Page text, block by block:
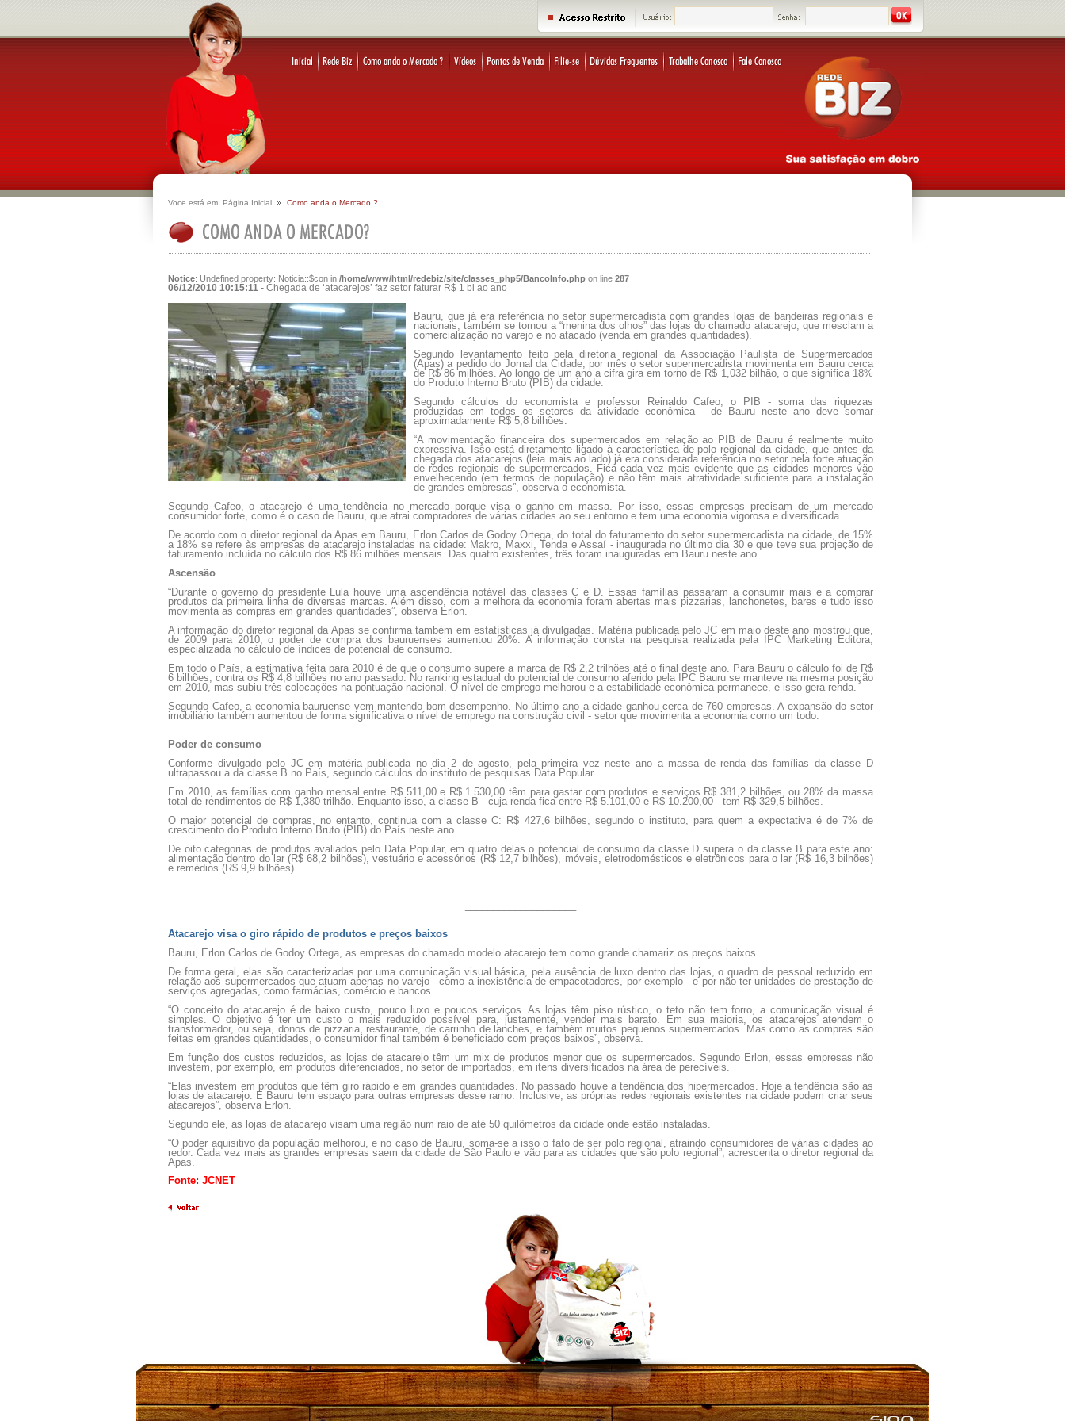
Voce está em: Página Inicial Como anda o Mercado ?
Notice: Undefined property: Noticia::$con in /home/www/html/redebiz/site/classes_php5/BancoInfo.php on line 287
06/12/2010 10:15:11 - Chegada de ‘atacarejos’ faz setor faturar R$ 1 bi ao ano
Bauru, que já era referência no setor supermercadista com grandes lojas de bandeiras regionais e
nacionais, também se tornou a “menina dos olhos” das lojas do chamado atacarejo, que mesclam a
comercialização no varejo e no atacado (venda em grandes quantidades).
Segundo levantamento feito pela diretoria regional da Associação Paulista de Supermercados
(Apas) a pedido do Jornal da Cidade, por mês o setor supermercadista movimenta em Bauru cerca
de R$ 86 milhões. Ao longo de um ano a cifra gira em torno de R$ 1,032 bilhão, o que significa 18%
do Produto Interno Bruto (PIB) da cidade.
Segundo cálculos do economista e professor Reinaldo Cafeo, o PIB - soma das riquezas
produzidas em todos os setores da atividade econômica - de Bauru neste ano deve somar
aproximadamente R$ 5,8 bilhões.
“A movimentação financeira dos supermercados em relação ao PIB de Bauru é realmente muito
expressiva. Isso está diretamente ligado à característica de polo regional da cidade, que antes da
chegada dos atacarejos (leia mais ao lado) já era considerada referência no setor pela forte atuação
de redes regionais de supermercados. Fica cada vez mais evidente que as cidades menores vão
envelhecendo (em termos de população) e não têm mais atratividade suficiente para a instalação
de grandes empresas”, observa o economista.
Segundo Cafeo, o atacarejo é uma tendência no mercado porque visa o ganho em massa. Por isso, essas empresas precisam de um mercado
consumidor forte, como é o caso de Bauru, que atrai compradores de várias cidades ao seu entorno e tem uma economia vigorosa e diversificada.
De acordo com o diretor regional da Apas em Bauru, Erlon Carlos de Godoy Ortega, do total do faturamento do setor supermercadista na cidade, de 15%
a 18% se refere às empresas de atacarejo instaladas na cidade: Makro, Maxxi, Tenda e Assaí - inaugurada no último dia 30 e que teve sua projeção de
faturamento incluída no cálculo dos R$ 86 milhões mensais. Das quatro existentes, três foram inauguradas em Bauru neste ano.
Ascensão
“Durante o governo do presidente Lula houve uma ascendência notável das classes C e D. Essas famílias passaram a consumir mais e a comprar
produtos da primeira linha de diversas marcas. Além disso, com a melhora da economia foram abertas mais pizzarias, lanchonetes, bares e tudo isso
movimenta as compras em grandes quantidades”, observa Erlon.
A informação do diretor regional da Apas se confirma também em estatísticas já divulgadas. Matéria publicada pelo JC em maio deste ano mostrou que,
de 2009 para 2010, o poder de compra dos bauruenses aumentou 20%. A informação consta na pesquisa realizada pela IPC Marketing Editora,
especializada no cálculo de índices de potencial de consumo.
Em todo o País, a estimativa feita para 2010 é de que o consumo supere a marca de R$ 2,2 trilhões até o final deste ano. Para Bauru o cálculo foi de R$
6 bilhões, contra os R$ 4,8 bilhões no ano passado. No ranking estadual do potencial de consumo aferido pela IPC Bauru se manteve na mesma posição
em 2010, mas subiu três colocações na pontuação nacional. O nível de emprego melhorou e a estabilidade econômica permanece, e isso gera renda.
Segundo Cafeo, a economia bauruense vem mantendo bom desempenho. No último ano a cidade ganhou cerca de 760 empresas. A expansão do setor
imobiliário também aumentou de forma significativa o nível de emprego na construção civil - setor que movimenta a economia como um todo.
Poder de consumo
Conforme divulgado pelo JC em matéria publicada no dia 2 de agosto, pela primeira vez neste ano a massa de renda das famílias da classe D
ultrapassou a da classe B no País, segundo cálculos do instituto de pesquisas Data Popular.
Em 2010, as famílias com ganho mensal entre R$ 511,00 e R$ 1.530,00 têm para gastar com produtos e serviços R$ 381,2 bilhões, ou 28% da massa
total de rendimentos de R$ 1,380 trilhão. Enquanto isso, a classe B - cuja renda fica entre R$ 5.101,00 e R$ 10.200,00 - tem R$ 329,5 bilhões.
O maior potencial de compras, no entanto, continua com a classe C: R$ 427,6 bilhões, segundo o instituto, para quem a expectativa é de 7% de
crescimento do Produto Interno Bruto (PIB) do País neste ano.
De oito categorias de produtos avaliados pelo Data Popular, em quatro delas o potencial de consumo da classe D supera o da classe B para este ano:
alimentação dentro do lar (R$ 68,2 bilhões), vestuário e acessórios (R$ 12,7 bilhões), móveis, eletrodomésticos e eletrônicos para o lar (R$ 16,3 bilhões)
e remédios (R$ 9,9 bilhões).
Atacarejo visa o giro rápido de produtos e preços baixos
Bauru, Erlon Carlos de Godoy Ortega, as empresas do chamado modelo atacarejo tem como grande chamariz os preços baixos.
De forma geral, elas são caracterizadas por uma comunicação visual básica, pela ausência de luxo dentro das lojas, o quadro de pessoal reduzido em
relação aos supermercados que atuam apenas no varejo - como a inexistência de empacotadores, por exemplo - e por não ter unidades de prestação de
serviços agregadas, como farmácias, comércio e bancos.
“O conceito do atacarejo é de baixo custo, pouco luxo e poucos serviços. As lojas têm piso rústico, o teto não tem forro, a comunicação visual é
simples. O objetivo é ter um custo o mais reduzido possível para, justamente, vender mais barato. Em sua maioria, os atacarejos atendem o
transformador, ou seja, donos de pizzaria, restaurante, de carrinho de lanches, e também muitos pequenos supermercados. Mas como as compras são
feitas em grandes quantidades, o consumidor final também é beneficiado com preços baixos”, observa.
Em função dos custos reduzidos, as lojas de atacarejo têm um mix de produtos menor que os supermercados. Segundo Erlon, essas empresas não
investem, por exemplo, em produtos diferenciados, no setor de importados, em itens diversificados na área de perecíveis.
“Elas investem em produtos que têm giro rápido e em grandes quantidades. No passado houve a tendência dos hipermercados. Hoje a tendência são as
lojas de atacarejo. E Bauru tem espaço para outras empresas desse ramo. Inclusive, as próprias redes regionais existentes na cidade podem criar seus
atacarejos”, observa Erlon.
Segundo ele, as lojas de atacarejo visam uma região num raio de até 50 quilômetros da cidade onde estão instaladas.
“O poder aquisitivo da população melhorou, e no caso de Bauru, soma-se a isso o fato de ser polo regional, atraindo consumidores de várias cidades ao
redor. Cada vez mais as grandes empresas saem da cidade de São Paulo e vão para as cidades que são polo regional”, acrescenta o diretor regional da
Apas.
Fonte: JCNET